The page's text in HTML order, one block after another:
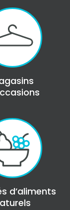
d’aliments